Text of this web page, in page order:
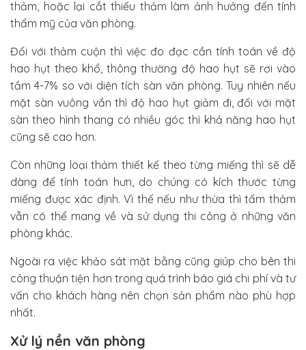
thảm, hoặc lại cắt thiếu thảm làm ảnh hưởng đến tính
thẩm mỹ của văn phòng.
Đối với thảm cuộn thì việc đo đạc cần tính toán về độ
hao hụt theo khổ, thông thường độ hao hụt sẽ rơi vào
tầm 4-7% so với diện tích sàn văn phòng. Tuy nhiên nếu
mặt sàn vuông vắn thì độ hao hụt giảm đi, đối với mặt
sàn theo hình thang có nhiều góc thì khả năng hao hụt
cũng sẽ cao hơn.
Còn những loại thảm thiết kế theo từng miếng thì sẽ dễ
dàng để tính toán hưn, do chúng có kích thước từng
miếng được xác định. Vì thế nếu như thừa thì tấm thảm
vẫn có thể mang về và sử dụng thi công ở những văn
phòng khác.
Ngoài ra việc khảo sát mặt bằng cũng giúp cho bên thi
công thuận tiện hơn trong quá trình báo giá chi phí và tư
vấn cho khách hàng nên chọn sản phẩm nào phù hợp
nhất.
Xử lý nền văn phòng